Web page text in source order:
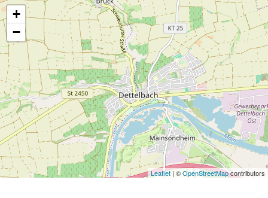
+
−
Leaflet| ©OpenStreetMapcontributors